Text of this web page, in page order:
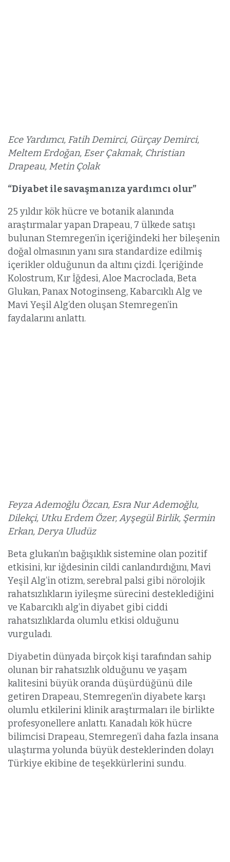
Ece Yardımcı, Fatih Demirci, Gürçay Demirci,
Meltem Erdoğan, Eser Çakmak, Christian
Drapeau, Metin Çolak
“Diyabet ile savaşmanıza yardımcı olur”
25 yıldır kök hücre ve botanik alanında
araştırmalar yapan Drapeau, 7 ülkede satışı
bulunan Stemregen’in içeriğindeki her bileşenin
doğal olmasının yanı sıra standardize edilmiş
içerikler olduğunun da altını çizdi. İçeriğinde
Kolostrum, Kır İğdesi, Aloe Macroclada, Beta
Glukan, Panax Notoginseng, Kabarcıklı Alg ve
Mavi Yeşil Alg’den oluşan Stemregen’in
faydalarını anlattı.
Feyza Ademoğlu Özcan, Esra Nur Ademoğlu,
Dilekçi, Utku Erdem Özer, Ayşegül Birlik, Şermin
Erkan, Derya Uludüz
Beta glukan’ın bağışıklık sistemine olan pozitif
etkisini, kır iğdesinin cildi canlandırdığını, Mavi
Yeşil Alg’in otizm, serebral palsi gibi nörolojik
rahatsızlıkların iyileşme sürecini desteklediğini
ve Kabarcıklı alg’in diyabet gibi ciddi
rahatsızlıklarda olumlu etkisi olduğunu
vurguladı.
Diyabetin dünyada birçok kişi tarafından sahip
olunan bir rahatsızlık olduğunu ve yaşam
kalitesini büyük oranda düşürdüğünü dile
getiren Drapeau, Stemregen’in diyabete karşı
olumlu etkilerini klinik araştırmaları ile birlikte
profesyonellere anlattı. Kanadalı kök hücre
bilimcisi Drapeau, Stemregen’i daha fazla insana
ulaştırma yolunda büyük desteklerinden dolayı
Türkiye ekibine de teşekkürlerini sundu.